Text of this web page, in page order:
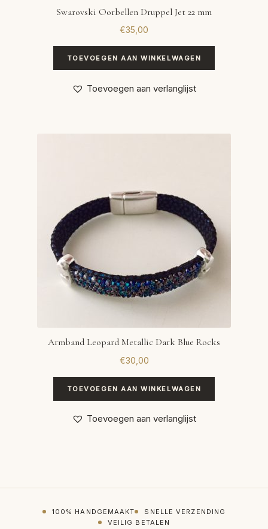
Swarovski Oorbellen Druppel Jet 22 mm
€35,00
TOEVOEGEN AAN WINKELWAGEN
Toevoegen aan verlanglijst
Armband Leopard Metallic Dark Blue Rocks
€30,00
TOEVOEGEN AAN WINKELWAGEN
Toevoegen aan verlanglijst
100% HANDGEMAAKT
SNELLE VERZENDING
VEILIG BETALEN